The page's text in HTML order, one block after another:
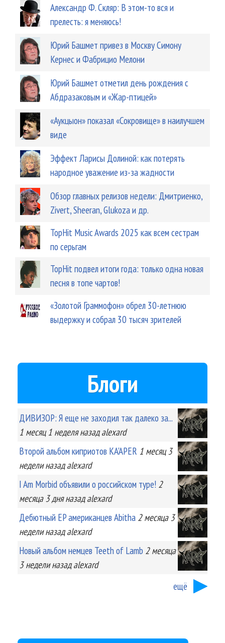
Александр Ф. Скляр: В этом-то вся и
прелесть: я меняюсь!
Юрий Башмет привез в Москву Симону
Кернес и Фабрицио Мелони
Юрий Башмет отметил день рождения с
Абдразаковым и «Жар-птицей»
«Аукцыон» показал «Сокровище» в наилучшем
виде
Эффект Ларисы Долиной: как потерять
народное уважение из-за жадности
Обзор главных релизов недели: Дмитриенко,
Zivert, Sheeran, Glukoza и др.
TopHit Music Awards 2025 как всем сестрам
по серьгам
TopHit подвел итоги года: только одна новая
песня в топе чартов!
«Золотой Граммофон» обрел 30-летнюю
выдержку и собрал 30 тысяч зрителей
Блоги
ДИВИЗОР: Я еще не заходил так далеко за...
1 месяц 1 неделяназад alexard
Второй альбом киприотов KA'APER 1 месяц 3
неделиназад alexard
I Am Morbid объявили о российском туре! 2
месяца 3 дняназад alexard
Дебютный EP американцев Abitha 2 месяца 3
неделиназад alexard
Новый альбом немцев Teeth of Lamb 2 месяца
3 неделиназад alexard
ещё